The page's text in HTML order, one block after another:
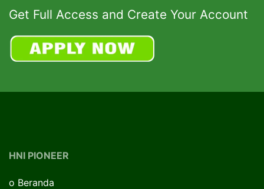
Get Full Access and Create Your Account
HNI PIONEER
o Beranda